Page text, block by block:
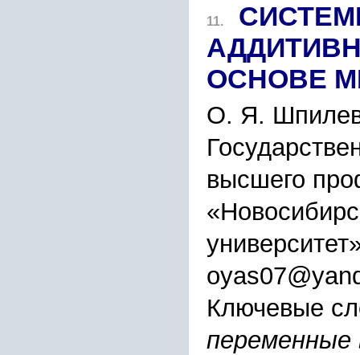
11.
ОСНОВЕ
О. Я.
высшего
Ключевые
переменные